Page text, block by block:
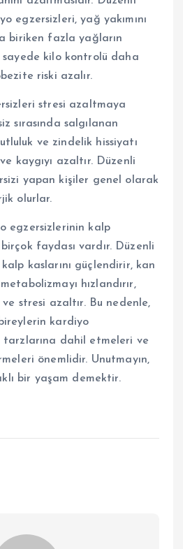
egzersizleri, yağ yakımını
biriken fazla yağların
sayede kilo kontrolü daha
riski azalır.
stresi azaltmaya
sırasında salgılanan
ve zindelik hissiyatı
kaygıyı azaltır. Düzenli
yapan kişiler genel olarak
olurlar.
egzersizlerinin kalp
faydası vardır. Düzenli
kaslarını güçlendirir, kan
hızlandırır,
ve stresi azaltır. Bu nedenle,
kardiyo
tarzlarına dahil etmeleri ve
önemlidir. Unutmayın,
bir yaşam demektir.